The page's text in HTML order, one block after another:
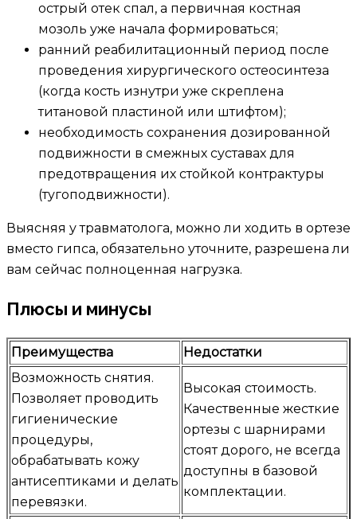
острый отек спал, а первичная костная
мозоль уже начала формироваться;
ранний реабилитационный период после
проведения хирургического остеосинтеза
(когда кость изнутри уже скреплена
титановой пластиной или штифтом);
необходимость сохранения дозированной
подвижности в смежных суставах для
предотвращения их стойкой контрактуры
(тугоподвижности).
Выясняя у травматолога, можно ли ходить в ортезе
вместо гипса, обязательно уточните, разрешена ли
вам сейчас полноценная нагрузка.
Плюсы и минусы
Преимущества
Недостатки
Возможность снятия.
Позволяет проводить
гигиенические
процедуры,
обрабатывать кожу
антисептиками и делать
перевязки.
Высокая стоимость.
Качественные жесткие
ортезы с шарнирами
стоят дорого, не всегда
доступны в базовой
комплектации.